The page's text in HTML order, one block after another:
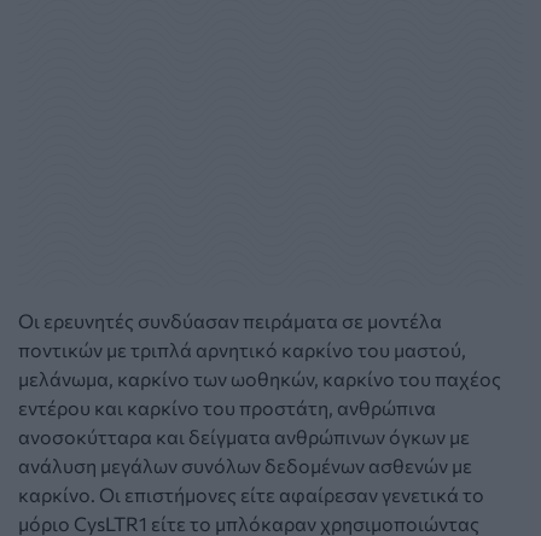
Οι ερευνητές συνδύασαν πειράματα σε μοντέλα
ποντικών με τριπλά αρνητικό καρκίνο του μαστού,
μελάνωμα, καρκίνο των ωοθηκών, καρκίνο του παχέος
εντέρου και καρκίνο του προστάτη, ανθρώπινα
ανοσοκύτταρα και δείγματα ανθρώπινων όγκων με
ανάλυση μεγάλων συνόλων δεδομένων ασθενών με
καρκίνο. Οι επιστήμονες είτε αφαίρεσαν γενετικά το
μόριο CysLTR1 είτε το μπλόκαραν χρησιμοποιώντας